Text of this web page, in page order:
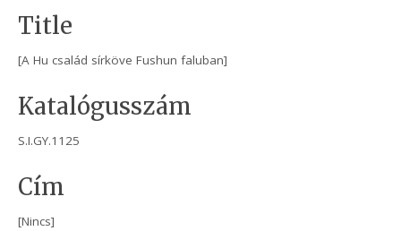
Title
[A Hu család sírköve Fushun faluban]
Katalógusszám
S.I.GY.1125
Cím
[Nincs]